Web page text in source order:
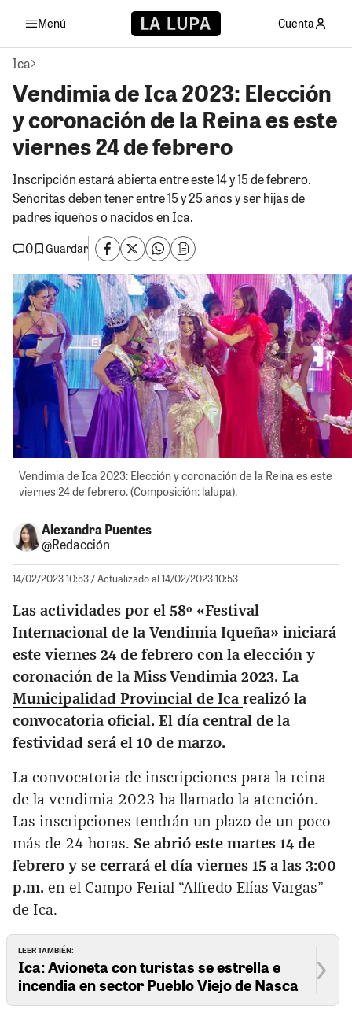
Menú Cuenta
Ica
Vendimia de Ica 2023: Elección
y coronación de la Reina es este
viernes 24 de febrero
Inscripción estará abierta entre este 14 y 15 de febrero.
Señoritas deben tener entre 15 y 25 años y ser hijas de
padres iqueños o nacidos en Ica.
0
Guardar
Vendimia de Ica 2023: Elección y coronación de la Reina es este
viernes 24 de febrero. (Composición: lalupa).
Alexandra Puentes
@Redacción
14/02/2023 10:53/ Actualizado al 14/02/2023 10:53
Las actividades por el 58º «Festival
Internacional de la Vendimia Iqueña» iniciará
este viernes 24 de febrero con la elección y
coronación de la Miss Vendimia 2023. La
Municipalidad Provincial de Ica realizó la
convocatoria oficial. El día central de la
festividad será el 10 de marzo.
La convocatoria de inscripciones para la reina
de la vendimia 2023 ha llamado la atención.
Las inscripciones tendrán un plazo de un poco
más de 24 horas. Se abrió este martes 14 de
febrero y se cerrará el día viernes 15 a las 3:00
p.m. en el Campo Ferial “Alfredo Elías Vargas”
de Ica.
LEER TAMBIÉN:
Ica: Avioneta con turistas se estrella e
incendia en sector Pueblo Viejo de Nasca